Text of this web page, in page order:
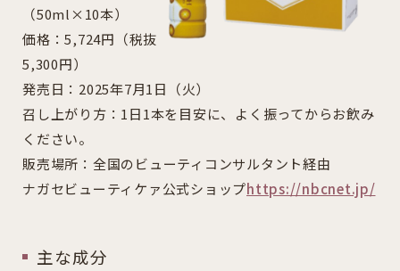
（50ml×10本）
価格：5,724円（税抜
5,300円）
発売日：2025年7月1日（火）
召し上がり方：1日1本を目安に、よく振ってからお飲み
ください。
販売場所：全国のビューティコンサルタント経由
ナガセビューティケァ公式ショップhttps://nbcnet.jp/
主な成分